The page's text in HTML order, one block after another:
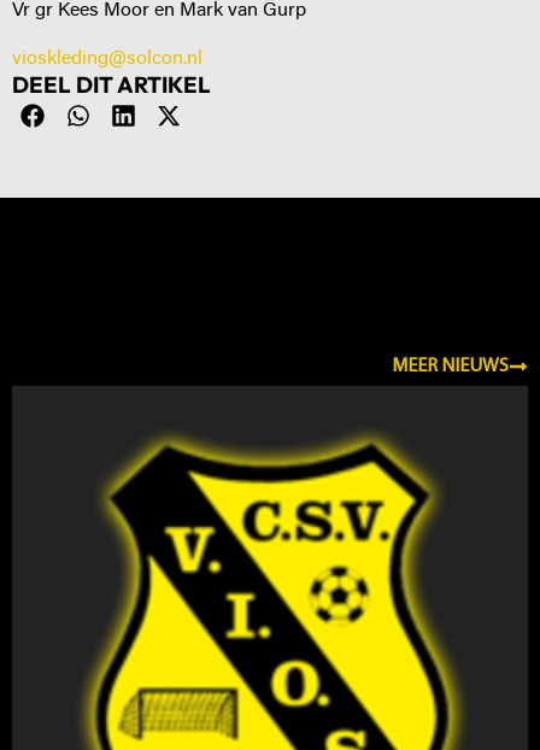
Vr gr Kees Moor en Mark van Gurp
vioskleding@solcon.nl
DEEL DIT ARTIKEL
MEER NIEUWS